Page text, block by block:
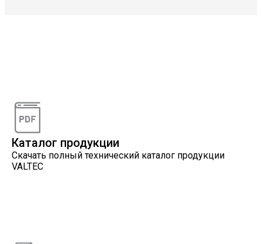
Каталог продукции
Скачать полный технический каталог продукции
VALTEC